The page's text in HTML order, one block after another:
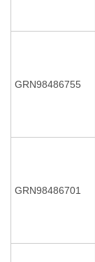
GRN98486755
GRN98486701